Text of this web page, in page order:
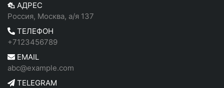
АДРЕС
Россия, Москва, а/я 137
ТЕЛЕФОН
+7123456789
EMAIL
abc@example.com
TELEGRAM